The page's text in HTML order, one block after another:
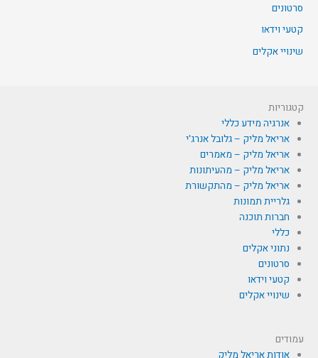
סרטונים
קטעי וידאו
שינויי אקלים
קטגוריות
אנרגיה מידע כללי
אריאל מליק – גלובל אנרג'י
אריאל מליק – מאמרים
אריאל מליק – מהעיתונות
אריאל מליק – מהתקשורת
גלריית תמונות
חברות תוכנה
כללי
נתוני אקלים
סרטונים
קטעי וידאו
שינויי אקלים
עמודים